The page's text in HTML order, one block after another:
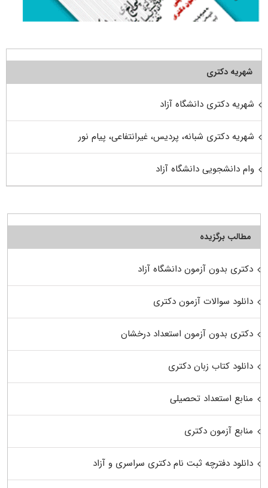
شهریه دکتری
شهریه دکتری دانشگاه آزاد
شهریه دکتری شبانه، پردیس، غیرانتفاعی، پیام نور
وام دانشجویی دانشگاه آزاد
مطالب برگزیده
دکتری بدون آزمون دانشگاه آزاد
دانلود سوالات آزمون دکتری
دکتری بدون آزمون استعداد درخشان
دانلود کتاب زبان دکتری
منابع استعداد تحصیلی
منابع آزمون دکتری
دانلود دفترچه ثبت نام دکتری سراسری و آزاد